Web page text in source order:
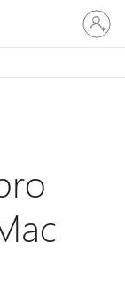
Přihlaste
se
ke
účtu